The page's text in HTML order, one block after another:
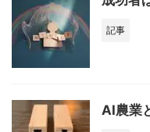
記事
AI農業